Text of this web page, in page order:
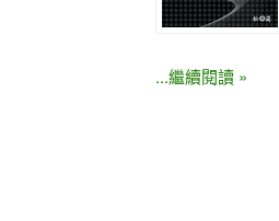
...繼續閱讀 »